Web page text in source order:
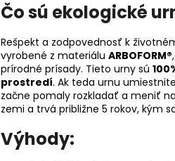
Čo sú ekologické
Rešpekt a zodpovednosť k
vyrobené z materiálu ARBOFORM®
prírodné prísady. Tieto urny sú
prostredí. Ak teda urnu
začne pomaly rozkladať a meniť
zemi a trvá približne 5 rokov, kým
Výhody: